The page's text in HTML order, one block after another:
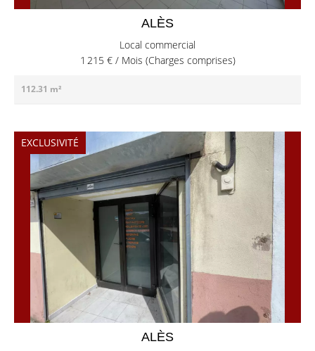
ALÈS
Local commercial
1 215 € / Mois (Charges comprises)
112.31 m²
ALÈS
EXCLUSIVITÉ